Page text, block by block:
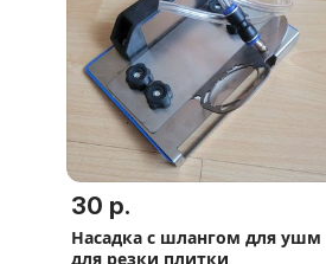
30 р.
Насадка с шлангом для ушм
для резки плитки